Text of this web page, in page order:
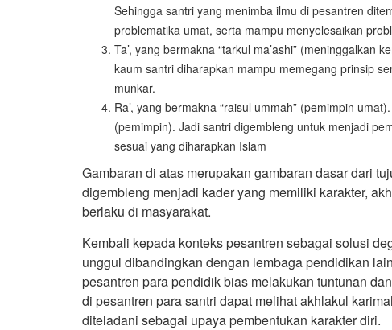
Sehingga santri yang menimba ilmu di pesantren
problematika umat, serta mampu menyelesaikan
Ta’, yang bermakna “tarkul ma’ashi” (meninggalkan
kaum santri diharapkan mampu memegang prinsip
munkar.
Ra’, yang bermakna “raisul ummah” (pemimpin
(pemimpin). Jadi santri digembleng untuk menjadi
sesuai yang diharapkan Islam
Gambaran di atas merupakan gambaran dasar dari
digembleng menjadi kader yang memiliki karakter,
berlaku di masyarakat.
Kembali kepada konteks pesantren sebagai solusi
unggul dibandingkan dengan lembaga pendidikan
pesantren para pendidik bias melakukan tuntunan
di pesantren para santri dapat melihat akhlakul
diteladani sebagai upaya pembentukan karakter diri.